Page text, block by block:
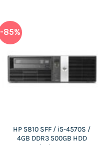
-85%
HP 5810 SFF / i5-4570S /
4GB DDR3 500GB HDD